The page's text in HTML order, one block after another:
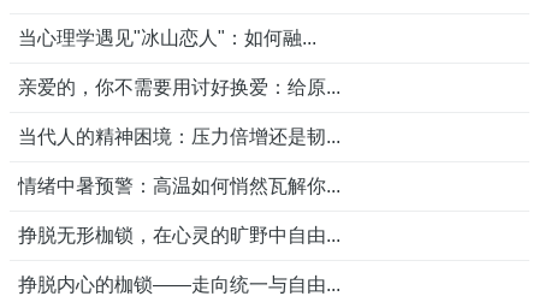
当心理学遇见"冰山恋人"：如何融...
亲爱的，你不需要用讨好换爱：给原...
当代人的精神困境：压力倍增还是韧...
情绪中暑预警：高温如何悄然瓦解你...
挣脱无形枷锁，在心灵的旷野中自由...
挣脱内心的枷锁——走向统一与自由...